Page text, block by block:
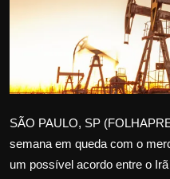
Educação
Política
SÃO PAULO, SP
semana em queda com o
um possível acordo entre o